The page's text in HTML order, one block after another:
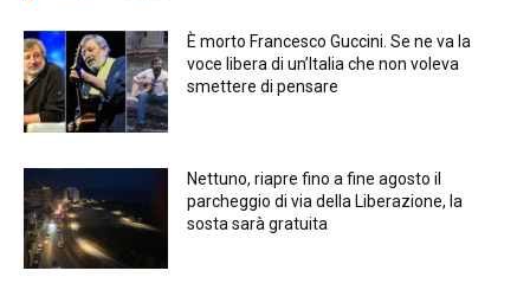
È morto Francesco Guccini. Se ne va la
voce libera di un’Italia che non voleva
smettere di pensare
Nettuno, riapre fino a fine agosto il
parcheggio di via della Liberazione, la
sosta sarà gratuita